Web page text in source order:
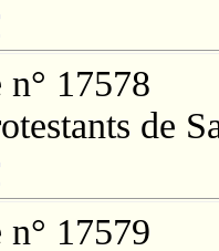
n° 17578
de
n° 17579